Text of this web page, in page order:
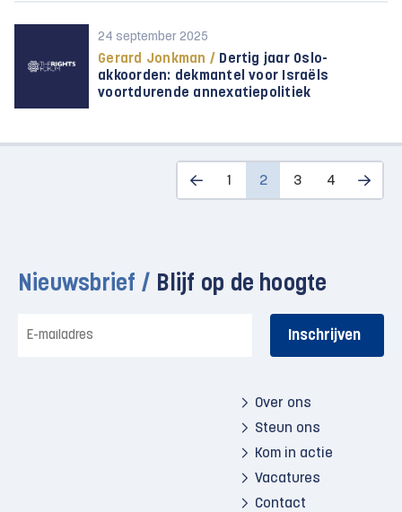
24 september 2025
Gerard Jonkman / Dertig jaar Oslo-
akkoorden: dekmantel voor Israëls
voortdurende annexatiepolitiek
1 2 3 4
Nieuwsbrief / Blijf op de hoogte
mailadres
Over ons
Steun ons
Kom in actie
Vacatures
Contact